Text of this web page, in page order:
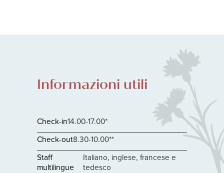
Informazioni utili
Check-in14.00-17.00*
Check-out8.30-10.00**
Staff
multilingue
Italiano, inglese, francese e
tedesco